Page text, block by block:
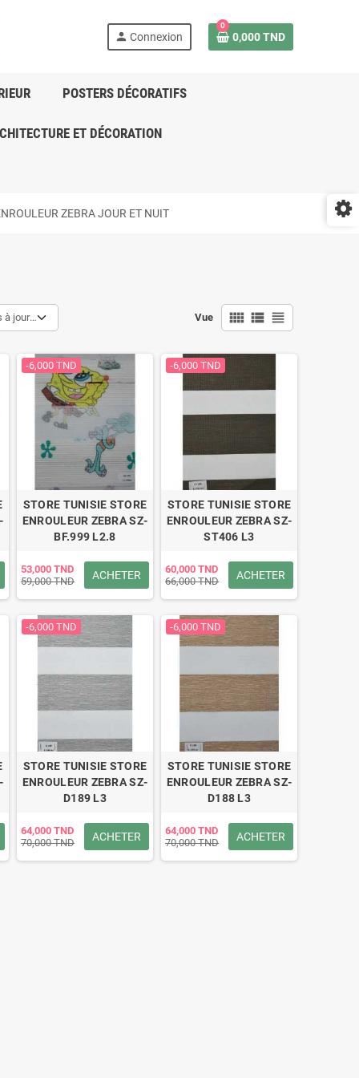
person Connexion
0
0,000 TND
POSTERS DÉCORATIFS
ET DÉCORATION
ZEBRA JOUR ET NUIT
jour en dernier Vue view_comfy view_list view_headline
-6,000 TND
STORE TUNISIE STORE
ENROULEUR ZEBRA SZ-
BF.999 L2.8
53,000 TND
59,000 TND
ACHETER
-6,000 TND
STORE TUNISIE STORE
ENROULEUR ZEBRA SZ-
ST406 L3
60,000 TND
66,000 TND
ACHETER
-6,000 TND
STORE TUNISIE STORE
ENROULEUR ZEBRA SZ-
D189 L3
64,000 TND
70,000 TND
ACHETER
-6,000 TND
STORE TUNISIE STORE
ENROULEUR ZEBRA SZ-
D188 L3
64,000 TND
70,000 TND
ACHETER